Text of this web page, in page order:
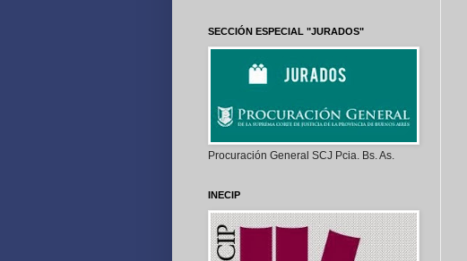
SECCIÓN ESPECIAL "JURADOS"
Procuración General SCJ Pcia. Bs. As.
INECIP